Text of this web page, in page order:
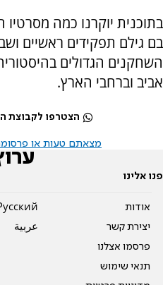
בתוכנית יוקרנו כמה מסרטיו
בם גילם תפקידים ראשיים
השחקנים הגדולים
אביב וברחבי הארץ.
הצטרפו לקבוצת
מצאתם טעות או
פנו אלינו
אודות
יצירת קשר
פרסמו אצלנו
תנאי שימוש
عربية